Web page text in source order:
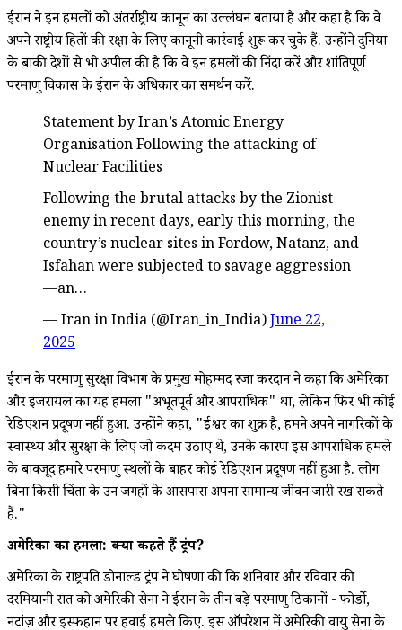
ईरान ने इन हमलों को अंतर्राष्ट्रीय कानून का उल्लंघन बताया है और कहा है कि वे
अपने राष्ट्रीय हितों की रक्षा के लिए कानूनी कार्रवाई शुरू कर चुके हैं. उन्होंने दुनिया
के बाकी देशों से भी अपील की है कि वे इन हमलों की निंदा करें और शांतिपूर्ण
परमाणु विकास के ईरान के अधिकार का समर्थन करें.
Statement by Iran’s Atomic Energy
Organisation Following the attacking of
Nuclear Facilities
Following the brutal attacks by the Zionist
enemy in recent days, early this morning, the
country’s nuclear sites in Fordow, Natanz, and
Isfahan were subjected to savage aggression
—an…
— Iran in India (@Iran_in_India)June 22,
2025
ईरान के परमाणु सुरक्षा विभाग के प्रमुख मोहम्मद रजा करदान ने कहा कि अमेरिका
और इजरायल का यह हमला "अभूतपूर्व और आपराधिक" था, लेकिन फिर भी कोई
रेडिएशन प्रदूषण नहीं हुआ. उन्होंने कहा, "ईश्वर का शुक्र है, हमने अपने नागरिकों के
स्वास्थ्य और सुरक्षा के लिए जो कदम उठाए थे, उनके कारण इस आपराधिक हमले
के बावजूद हमारे परमाणु स्थलों के बाहर कोई रेडिएशन प्रदूषण नहीं हुआ है. लोग
बिना किसी चिंता के उन जगहों के आसपास अपना सामान्य जीवन जारी रख सकते
हैं."
अमेरिका का हमला: क्या कहते हैं ट्रंप?
अमेरिका के राष्ट्रपति डोनाल्ड ट्रंप ने घोषणा की कि शनिवार और रविवार की
दरमियानी रात को अमेरिकी सेना ने ईरान के तीन बड़े परमाणु ठिकानों - फोर्डो,
नटांज़ और इस्फहान पर हवाई हमले किए. इस ऑपरेशन में अमेरिकी वायु सेना के